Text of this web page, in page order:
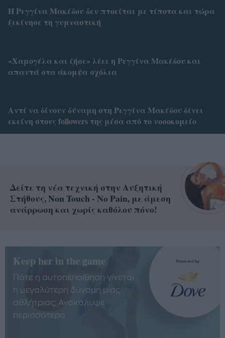
Η Ρεγγίνα Μακέδου δεν πτοείται με τίποτα και τώρα
ξεκίνησε τη γυμναστική
«Χαμογέλα και ζήσε» λέει η Ρεγγίνα Μακέδου και
απαντά στα άκομψα σχόλια
Αντί να δίνουν δύναμη στη Ρεγγίνα Μακέδου δίνει
εκείνη στους followers της μέσα από το νοσοκομείο
Δείτε τη νέα τεχνική στην Αυξητική
Στήθους, Non Touch - No Pain, με άμεση
ανάρρωση και χωρίς καθόλου πόνο!
Keep her in the game
Πότε η αυτοπεποίθηση γίνεται
η μεγαλύτερη δύναμη μίας
αθλήτριας; Ανακάλυψε
περισσότερα